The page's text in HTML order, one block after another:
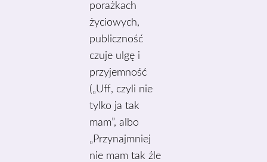
porażkach
życiowych,
publiczność
czuje ulgę i
przyjemność
(„Uff, czyli nie
tylko ja tak
mam”, albo
„Przynajmniej
nie mam tak źle